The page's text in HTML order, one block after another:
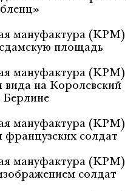
мануфактура (KPM)
площадь
мануфактура (KPM)
вида на Королевский
мануфактура (KPM)
французских солдат
мануфактура (KPM)
солдат